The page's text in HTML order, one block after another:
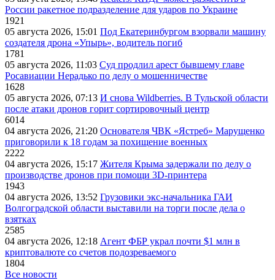
России ракетное подразделение для ударов по Украине
1921
05 августа 2026, 15:01 Под Екатеринбургом взорвали машину
создателя дрона «Упырь», водитель погиб
1781
05 августа 2026, 11:03 Суд продлил арест бывшему главе
Росавиации Нерадько по делу о мошенничестве
1628
05 августа 2026, 07:13 И снова Wildberries. В Тульской области
после атаки дронов горит сортировочный центр
6014
04 августа 2026, 21:20 Основателя ЧВК «Ястреб» Марущенко
приговорили к 18 годам за похищение военных
2222
04 августа 2026, 15:17 Жителя Крыма задержали по делу о
производстве дронов при помощи 3D‑принтера
1943
04 августа 2026, 13:52 Грузовики экс-начальника ГАИ
Волгоградской области выставили на торги после дела о
взятках
2585
04 августа 2026, 12:18 Агент ФБР украл почти $1 млн в
криптовалюте со счетов подозреваемого
1804
Все новости